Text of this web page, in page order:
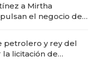
a Mirtha
el negocio del
petrolero y rey del
licitación de